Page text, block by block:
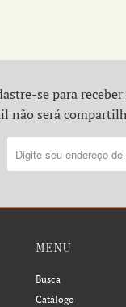
se para
não será
MENU
Busca
Catálogo